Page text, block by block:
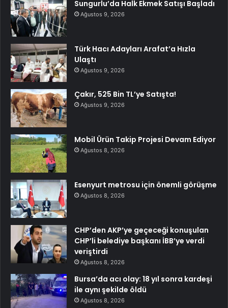
Sungurlu’da Halk Ekmek Satışı Başladı
Ağustos 9, 2026
Türk Hacı Adayları Arafat’a Hızla
Ulaştı
Ağustos 9, 2026
Çakır, 525 Bin TL’ye Satışta!
Ağustos 9, 2026
Mobil Ürün Takip Projesi Devam Ediyor
Ağustos 8, 2026
Esenyurt metrosu için önemli görüşme
Ağustos 8, 2026
CHP’den AKP’ye geçeceği konuşulan
CHP’li belediye başkanı İBB’ye verdi
veriştirdi
Ağustos 8, 2026
Bursa’da acı olay: 18 yıl sonra kardeşi
ile aynı şekilde öldü
Ağustos 8, 2026